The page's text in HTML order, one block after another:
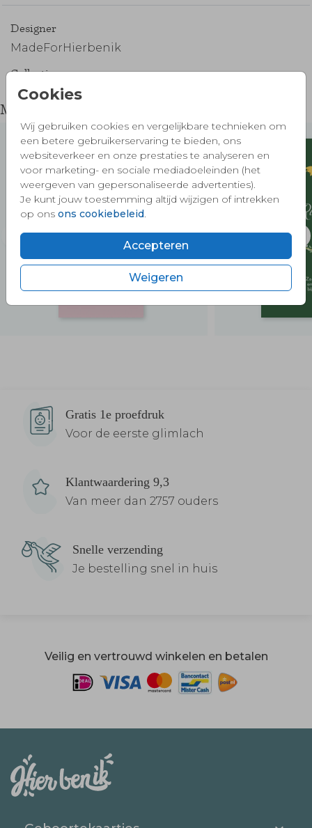
Cookies
Wij gebruiken cookies en vergelijkbare technieken om
een betere gebruikerservaring te bieden, ons
websiteverkeer en onze prestaties te analyseren en
voor marketing- en sociale mediadoeleinden (het
weergeven van gepersonaliseerde advertenties).
Je kunt jouw toestemming altijd wijzigen of intrekken
op ons ons cookiebeleid.
Accepteren
Weigeren
Maak je bestelling compleet:
Enveloppen vooraf Sluitzegels
Designer
MadeForHierbenik
Collectie
Meisje
Misschien vind je dit ook mooi 🧡
Gratis 1e proefdruk
Voor de eerste glimlach
Klantwaardering 9,3
Van meer dan 2757 ouders
Snelle verzending
Je bestelling snel in huis
Veilig en vertrouwd winkelen en betalen